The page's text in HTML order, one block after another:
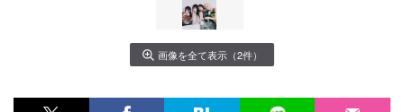
画像を全て表示（2件）